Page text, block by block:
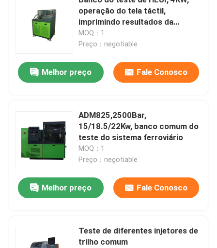
operação do tela táctil,
imprimindo resultados da
análise.
MOQ：1
Preço：negotiable
Melhor preço Fale Conosco
ADM825,2500Bar,
15/18.5/22Kw, banco comum do
teste do sistema ferroviário
MOQ：1
Preço：negotiable
Melhor preço Fale Conosco
Teste de diferentes injetores de
trilho comum